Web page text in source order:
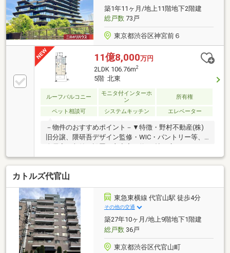
築1年11ヶ月/地上11階地下2階建
総戸数73戸
東京都渋谷区神宮前６
11億8,000万円
2LDK 106.76m2
5階 北東
ルーフバルコニー
モニタ付インターホ
ン
所有権
ペット相談可 システムキッチン エレベーター
－物件のおすすめポイント－▼特徴・野村不動産(株)
旧分譲、隈研吾デザイン監修・WIC・パントリー等、
クルーム(約3.18平米)・サイクルトランクルーム(約
3.20平米)有・ゲストルーム等の共用施設有(一部有
料)・コンシェルジュサービス有・大型犬飼育可能(3階
以上／細則有)▼設備・2ボウル洗面台・トイレ2ヶ所※
プライベートロッカー約1.29平米は専有面積に含む※別
途、専用駐車場使用料、月額71000円要■ ご希望の住
まい探しをお手伝いします ━━━━━・・・物件の詳
細・ご相談はお気軽にお問い合わせください。
カトルズ代官山
東急東横線 代官山駅 徒歩4分
その他の交通
築27年10ヶ月/地上9階地下1階建
総戸数36戸
東京都渋谷区代官山町